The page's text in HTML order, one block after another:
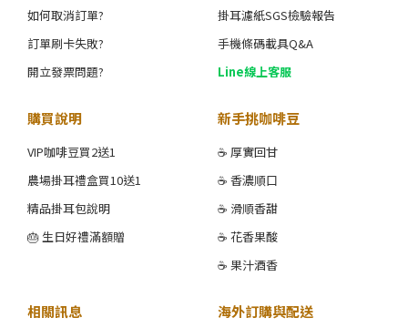
如何取消訂單?
訂單刷卡失敗?
開立發票問題?
掛耳濾紙SGS檢驗報告
手機條碼載具Q&A
Line線上客服
購買說明
VIP咖啡豆買2送1
農場掛耳禮盒買10送1
精品掛耳包說明
🎂 生日好禮滿額贈
新手挑咖啡豆
☕ 厚實回甘
☕ 香濃順口
☕ 滑順香甜
☕ 花香果酸
☕ 果汁酒香
相關訊息 海外訂購與配送